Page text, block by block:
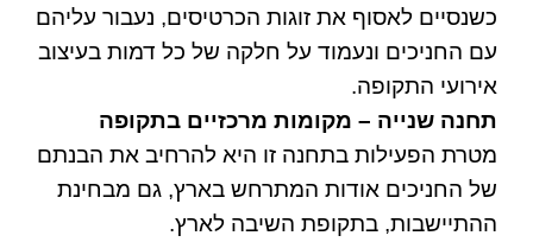
כשנסיים לאסוף את זוגות הכרטיסים, נעבור עליהם
עם החניכים ונעמוד על חלקה של כל דמות בעיצוב
אירועי התקופה.
תחנה שנייה – מקומות מרכזיים בתקופה
מטרת הפעילות בתחנה זו היא להרחיב את הבנתם
של החניכים אודות המתרחש בארץ, גם מבחינת
ההתיישבות, בתקופת השיבה לארץ.